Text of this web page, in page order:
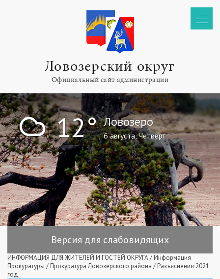
Ловозерский округ
Официальный сайт администрации
! 12° Ловозеро
6 августа, Четверг
Версия для слабовидящих
ИНФОРМАЦИЯ ДЛЯ ЖИТЕЛЕЙ И ГОСТЕЙ ОКРУГА/ Информация
Прокуратуры / Прокуратура Ловозерского района / Разъяснения 2021
год